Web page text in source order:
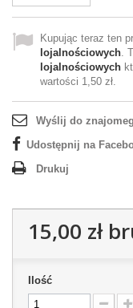
Kupując teraz ten
lojalnościowych.
lojalnościowych
wartości 1,50 zł.
Wyślij do
Udostępnij na
Drukuj
15,00 zł
Ilość